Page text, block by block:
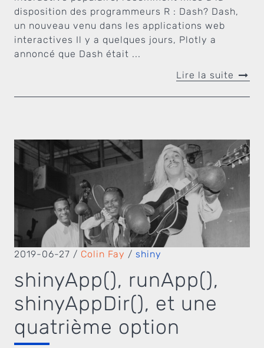
disposition des programmeurs R : Dash? Dash,
un nouveau venu dans les applications web
interactives Il y a quelques jours, Plotly a
annoncé que Dash était ...
Lire la suite
2019-06-27 / Colin Fay / shiny
shinyApp(), runApp(),
shinyAppDir(), et une
quatrième option